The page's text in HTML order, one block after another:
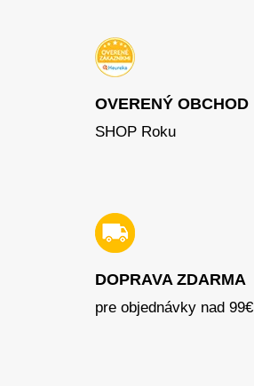
OVERENÝ OBCHOD
SHOP Roku
DOPRAVA ZDARMA
pre objednávky nad 99€